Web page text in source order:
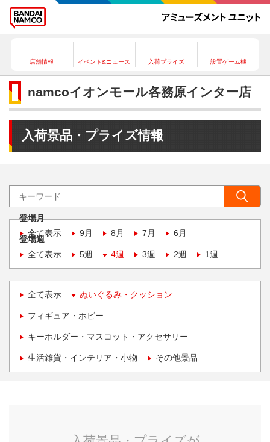
店舗情報 イベント&ニュース 入荷プライズ 設置ゲーム機
namcoイオンモール各務原インター店
入荷景品・プライズ情報
登場月
全て表示
9月 8月 7月 6月
登場週
全て表示
5週 4週 3週 2週 1週
全て表示 ぬいぐるみ・クッション
フィギュア・ホビー
キーホルダー・マスコット・アクセサリー
生活雑貨・インテリア・小物 その他景品